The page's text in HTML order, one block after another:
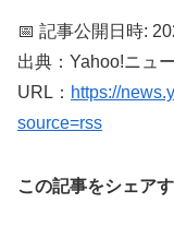
📅 記事公開日時:
出典：Yahoo!ニュ
URL： https://
source=rss
この記事をシェアす